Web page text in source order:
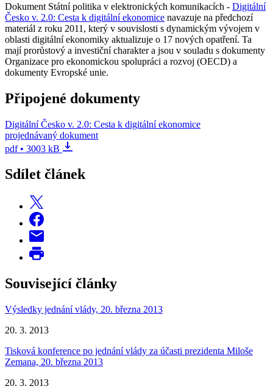
Dokument Státní politika v elektronických komunikacích - Digitální
Česko v. 2.0: Cesta k digitální ekonomice navazuje na předchozí
materiál z roku 2011, který v souvislosti s dynamickým vývojem v
oblasti digitální ekonomiky aktualizuje o 17 nových opatření. Ta
mají prorůstový a investiční charakter a jsou v souladu s dokumenty
Organizace pro ekonomickou spolupráci a rozvoj (OECD) a
dokumenty Evropské unie.
Připojené dokumenty
Digitální Česko v. 2.0: Cesta k digitální ekonomice
projednávaný dokument
pdf • 3003 kB
Sdílet článek
Související články
Výsledky jednání vlády, 20. března 2013
20. 3. 2013
Tisková konference po jednání vlády za účasti prezidenta Miloše
Zemana, 20. března 2013
20. 3. 2013